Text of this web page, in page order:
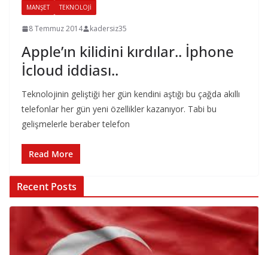
MANŞET TEKNOLOJI
8 Temmuz 2014 kadersiz35
Apple’ın kilidini kırdılar.. İphone
İcloud iddiası..
Teknolojinin geliştiği her gün kendini aştığı bu çağda akıllı
telefonlar her gün yeni özellikler kazanıyor. Tabi bu
gelişmelerle beraber telefon
Read More
Recent Posts